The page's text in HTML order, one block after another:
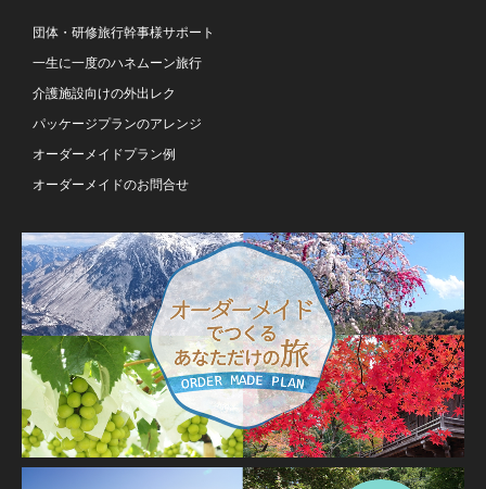
団体・研修旅行幹事様サポート
一生に一度のハネムーン旅行
介護施設向けの外出レク
パッケージプランのアレンジ
オーダーメイドプラン例
オーダーメイドのお問合せ